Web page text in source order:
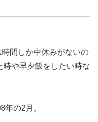
間しか中休みがないの
時や早夕飯をしたい時な
年の2月。